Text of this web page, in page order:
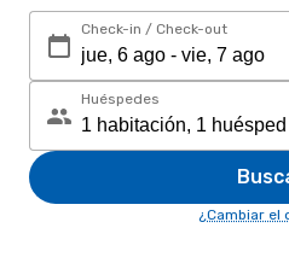
Check-in / Check-out
Huéspedes
¿Cambiar el